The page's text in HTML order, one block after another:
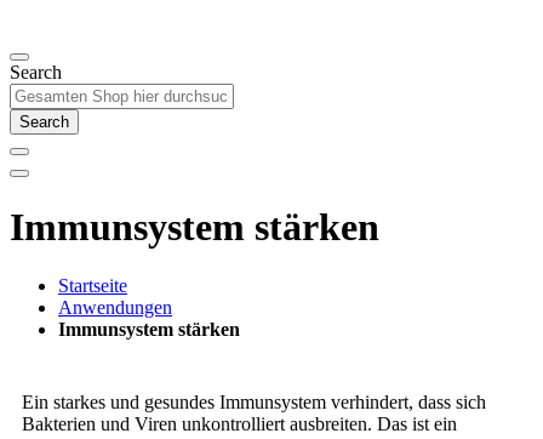
Search
Search
Immunsystem stärken
Startseite
Anwendungen
Immunsystem stärken
Ein starkes und gesundes Immunsystem verhindert, dass sich
Bakterien und Viren unkontrolliert ausbreiten. Das ist ein